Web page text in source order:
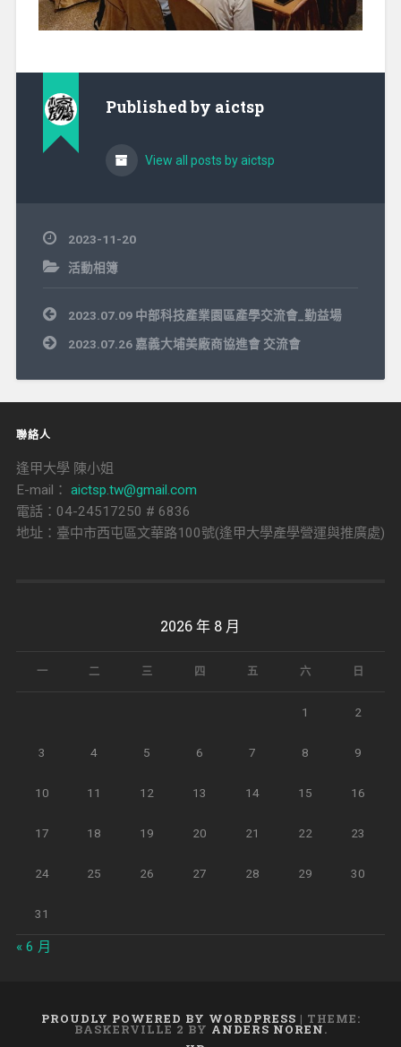
Published by aictsp
View all posts by aictsp
2023-11-20
活動相簿
文
章
導
覽
2023.07.09 中部科技產業園區產學交流會_勤益場
2023.07.26 嘉義大埔美廠商協進會 交流會
聯絡人
逢甲大學 陳小姐
E-mail： aictsp.tw@gmail.com
電話：04-24517250 # 6836
地址：臺中市西屯區文華路100號(逢甲大學產學營運與推廣處)
2026 年 8 月
一 二 三 四 五 六 日
1 2
3 4 5 6 7 8 9
10 11 12 13 14 15 16
17 18 19 20 21 22 23
24 25 26 27 28 29 30
31
« 6 月
PROUDLY POWERED BY WORDPRESS | THEME:
BASKERVILLE 2 BY ANDERS NOREN.